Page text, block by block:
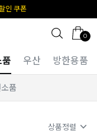
인 쿠폰
0
품 우산 방한용품
품
상품정렬